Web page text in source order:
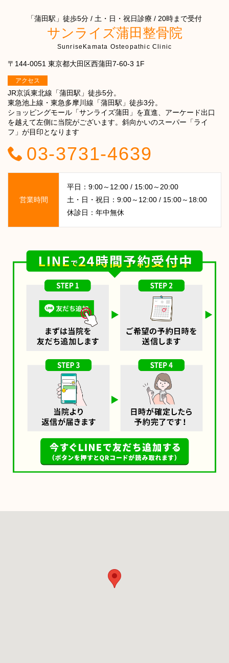
「蒲田駅」徒歩5分 / 土・日・祝日診療 / 20時まで受付
サンライズ蒲田整骨院
SunriseKamata Osteopathic Clinic
〒144-0051 東京都大田区西蒲田7-60-3 1F
アクセス
JR京浜東北線「蒲田駅」徒歩5分。
東急池上線・東急多摩川線「蒲田駅」徒歩3分。
ショッピングモール「サンライズ蒲田」を直進、アーケード出口
を越えて左側に当院がございます。斜向かいのスーパー「ライ
フ」が目印となります
03-3731-4639
営業時間
平日：9:00～12:00 / 15:00～20:00
土・日・祝日：9:00～12:00 / 15:00～18:00
休診日：年中無休